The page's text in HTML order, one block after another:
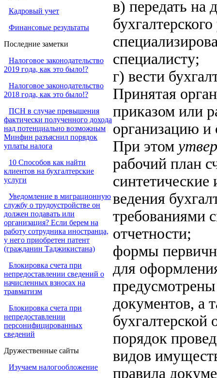
Кадровый учет
Финансовые результаты
Последние заметки
Налоговое законодательство
2019 года, как это было!?
Налоговое законодательство
2018 года, как это было!?
ПСН в случае превышения
фактически полученного дохода
над потенциально возможным
Минфин разъяснил порядок
уплаты налога
10 Способов как найти
клиентов на бухгалтерские
услуги
Уведомление в миграционную
службу о трудоустройстве он
должен подавать или
организация? Если берем на
работу сотрудника иностранца,
у него приобретен патент
(гражданин Таджикистана)
Блокировка счета при
непредоставлении сведений о
начисленных взносах на
травматизм
Блокировка счета при
непредоставлении
персонифицированных
сведений
Дружественные сайты
Изучаем налогообложение
в) передать на
специалисту;
г) вести
Принятая
приказом или
организацию и
При этом
рабочий план
синтетические
ведения
требованиями
отчетности;
формы
для
документов, а
бухгалтерской
порядок
видов
правила